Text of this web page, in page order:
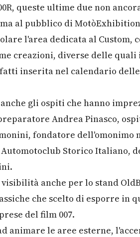
queste ultime due non
al pubblico di
l'area dedicata al
creazioni, diverse delle
inserita nel calendario
gli ospiti che hanno
Andrea Pinasco,
fondatore
Automotoclub Storico Italiano,
visibilità anche per lo stand
che scelto di esporre in
del film 007.
animare le aree esterne,